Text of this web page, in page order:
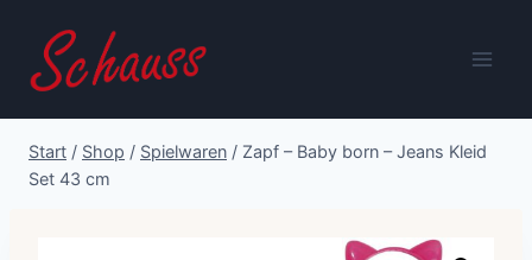
Inhalt
springen
Start / Shop / Spielwaren / Zapf – Baby born – Jeans Kleid
Set 43 cm